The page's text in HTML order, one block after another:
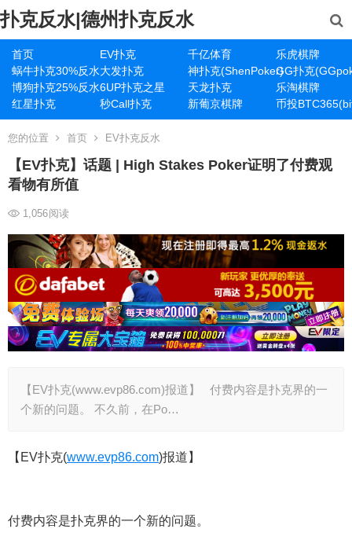
扑克反水|德州扑克反水
首页 EV扑克 千亿体育
乐虎棋牌
蜗牛扑克30%反水大发扑克 神扑克(ShenPoker)GG扑克
博狗扑克25%反水6UP扑克之星 天龙扑克
乐淘棋牌
红星扑克
秒Call扑克 新葡京棋牌 币投
您的位置 首页 EV扑克反水
【EV扑克】话题 | High Stakes Poker证明了付费观
看物有所值
1,056阅读
【EV扑克(www.evp86.com)报道】 付费内容是扑克界的一
个新的问题。 不久前，在Po…
【EV扑克(www.evp86.com)报道】
付费内容是扑克界的一个新的问题。